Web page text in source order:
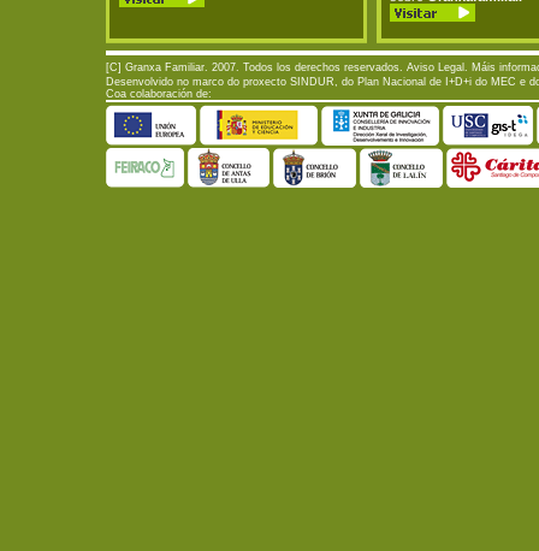
[C] Granxa Familiar. 2007. Todos los derechos reservados. Aviso Legal . Máis
Desenvolvido no marco do proxecto SINDUR, do Plan Nacional de I+D+i do MEC e
Coa colaboración de: